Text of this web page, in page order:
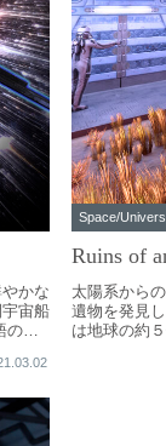
かな
宙船
の
Space/
Ruins of
太陽系から
遺物を発見
は地球の約